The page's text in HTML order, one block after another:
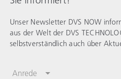
Unser Newsletter DVS NOW
aus der Welt der DVS
selbstverständlich auch über
Anrede